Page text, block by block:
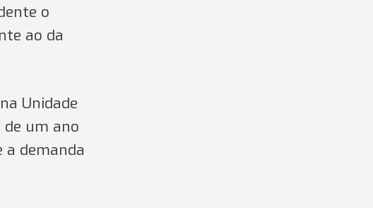
o
ao da
Unidade
um ano
demanda